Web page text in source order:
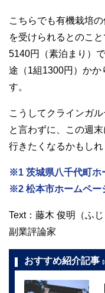
こちらでも有機栽培
を受けられるとのこ
5140円（素泊まり）
途（1組1300円）かか
す。
こうしてクラインガ
と言わずに、この週
行きたくなるかもしれ
※1 茨城県八千代町ホ
※2 松本市ホームペー
Text：藤木 俊明（ふじ
副業評論家
おすすめ紹介記事